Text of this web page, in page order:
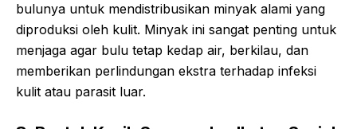
bulunya untuk mendistribusikan minyak alami yang
diproduksi oleh kulit. Minyak ini sangat penting untuk
menjaga agar bulu tetap kedap air, berkilau, dan
memberikan perlindungan ekstra terhadap infeksi
kulit atau parasit luar.